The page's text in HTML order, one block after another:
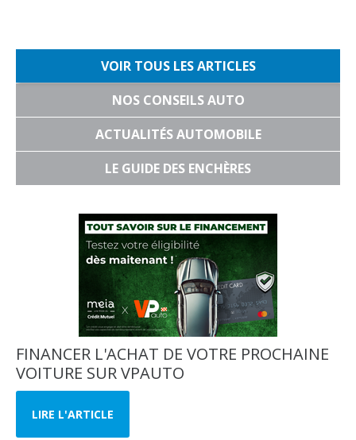
VOIR TOUS LES ARTICLES
NOS CONSEILS AUTO
ACTUALITÉS AUTOMOBILE
LE GUIDE DES ENCHÈRES
FINANCER L'ACHAT DE VOTRE PROCHAINE
VOITURE SUR VPAUTO
LIRE L'ARTICLE